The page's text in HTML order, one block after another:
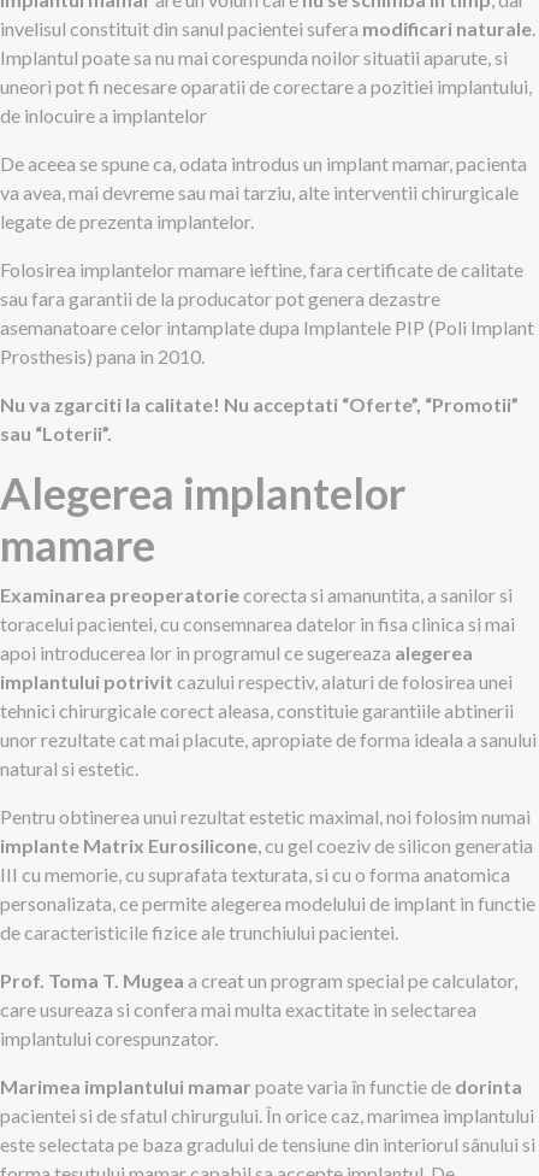
invelisul constituit din sanul pacientei sufera modificari naturale.
Implantul poate sa nu mai corespunda noilor situatii aparute, si
uneori pot fi necesare oparatii de corectare a pozitiei implantului,
de inlocuire a implantelor
De aceea se spune ca, odata introdus un implant mamar, pacienta
va avea, mai devreme sau mai tarziu, alte interventii chirurgicale
legate de prezenta implantelor.
Folosirea implantelor mamare ieftine, fara certificate de calitate
sau fara garantii de la producator pot genera dezastre
asemanatoare celor intamplate dupa Implantele PIP (Poli Implant
Prosthesis) pana in 2010.
Nu va zgarciti la calitate! Nu acceptati “Oferte”, “Promotii”
sau “Loterii”.
Alegerea implantelor
mamare
Examinarea preoperatoriecorecta si amanuntita, a sanilor si
toracelui pacientei, cu consemnarea datelor in fisa clinica si mai
apoi introducerea lor in programul ce sugereaza alegerea
implantului potrivit cazului respectiv, alaturi de folosirea unei
tehnici chirurgicale corect aleasa, constituie garantiile abtinerii
unor rezultate cat mai placute, apropiate de forma ideala a sanului
natural si estetic.
Pentru obtinerea unui rezultat estetic maximal, noi folosim numai
implante Matrix Eurosilicone, cu gel coeziv de silicon generatia
III cu memorie, cu suprafata texturata, si cu o forma anatomica
personalizata, ce permite alegerea modelului de implant in functie
de caracteristicile fizice ale trunchiului pacientei.
Prof. Toma T. Mugea a creat un program special pe calculator,
care usureaza si confera mai multa exactitate in selectarea
implantului corespunzator.
Marimea implantului mamar poate varia în functie de dorinta
pacientei si de sfatul chirurgului. În orice caz, marimea implantului
este selectata pe baza gradului de tensiune din interiorul sânului si